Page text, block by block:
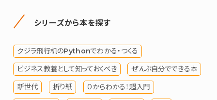
シリーズから本を探す
クジラ飛行机のPythonでわかる・つくる
ビジネス教養として知っておくべき ぜんぶ自分でできる本
新世代 折り紙 ０からわかる！超入門